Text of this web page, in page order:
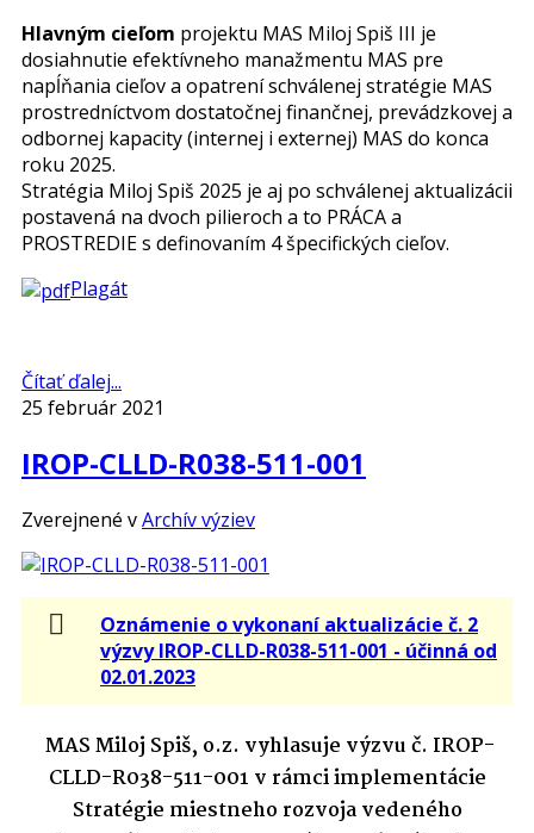
Hlavným cieľom projektu MAS Miloj Spiš III je
dosiahnutie efektívneho manažmentu MAS pre
napĺňania cieľov a opatrení schválenej stratégie MAS
prostredníctvom dostatočnej finančnej, prevádzkovej a
odbornej kapacity (internej i externej) MAS do konca
roku 2025.
Stratégia Miloj Spiš 2025 je aj po schválenej aktualizácii
postavená na dvoch pilieroch a to PRÁCA a
PROSTREDIE s definovaním 4 špecifických cieľov.
Plagát
Čítať ďalej...
25 február 2021
IROP-CLLD-R038-511-001
Zverejnené vArchív výziev
Oznámenie o vykonaní aktualizácie č. 2
výzvy IROP-CLLD-R038-511-001 - účinná od
02.01.2023
MAS Miloj Spiš, o.z. vyhlasuje výzvu č. IROP-
CLLD-R038-511-001 v rámci implementácie
Stratégie miestneho rozvoja vedeného